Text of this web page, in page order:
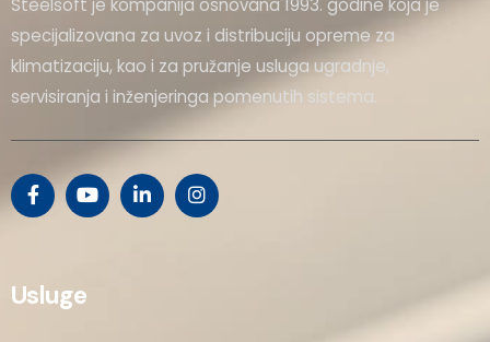
Steelsoft je kompanija osnovana 1993. godine koja je
specijalizovana za uvoz i distribuciju opreme za
klimatizaciju, kao i za pružanje usluga ugradnje,
servisiranja i inženjeringa pomenutih sistema.
Usluge